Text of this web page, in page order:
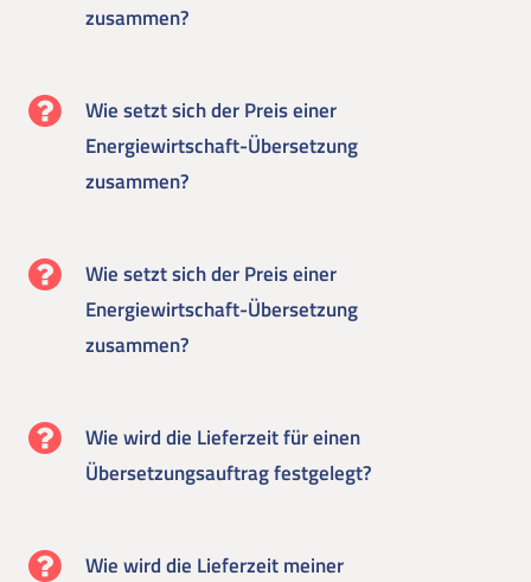
zusammen?
Wie setzt sich der Preis einer
Energiewirtschaft-Übersetzung
zusammen?
Wie setzt sich der Preis einer
Energiewirtschaft-Übersetzung
zusammen?
Wie wird die Lieferzeit für einen
Übersetzungsauftrag festgelegt?
Wie wird die Lieferzeit meiner